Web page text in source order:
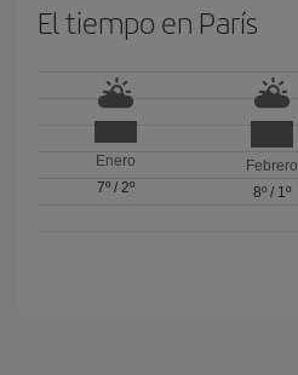
El tiempo en París
Enero
7º/ 2º
Febrero
8º/ 1º